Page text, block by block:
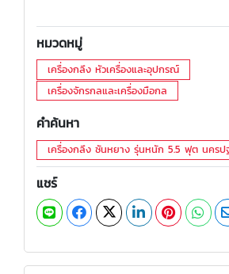
หมวดหมู่
เครื่องกลึง หัวเครื่องและอุปกรณ์
เครื่องจักรกลและเครื่องมือกล
คำค้นหา
เครื่องกลึง ซันหยาง รุ่นหนัก 5.5 ฟุต นครป
แชร์